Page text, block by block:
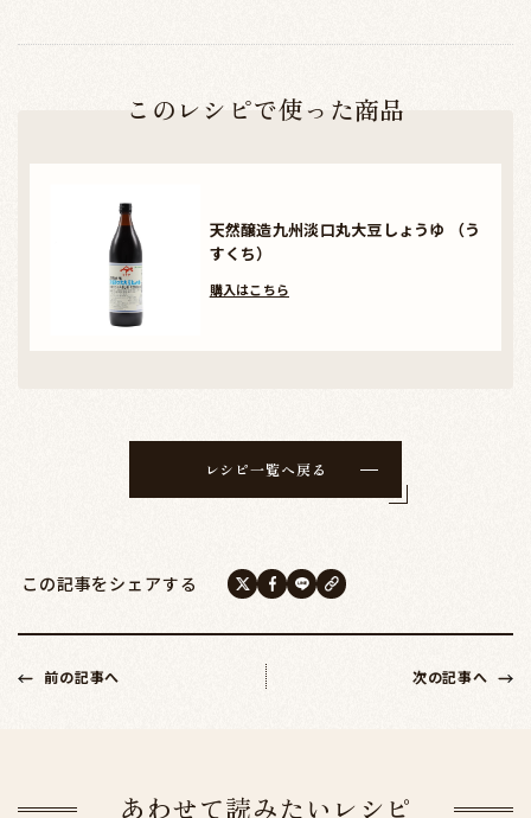
このレシピで使った商品
天然醸造九州淡口丸大豆しょうゆ （う
すくち）
購入はこちら
レシピ一覧へ戻る
この記事をシェアする
前の記事へ 次の記事へ
あわせて読みたいレシピ